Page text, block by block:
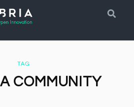
TAG
COMMUNITY